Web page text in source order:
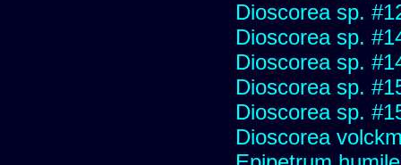
Dioscorea sp.
Dioscorea sp.
Dioscorea sp.
Dioscorea sp.
Dioscorea sp.
Dioscorea